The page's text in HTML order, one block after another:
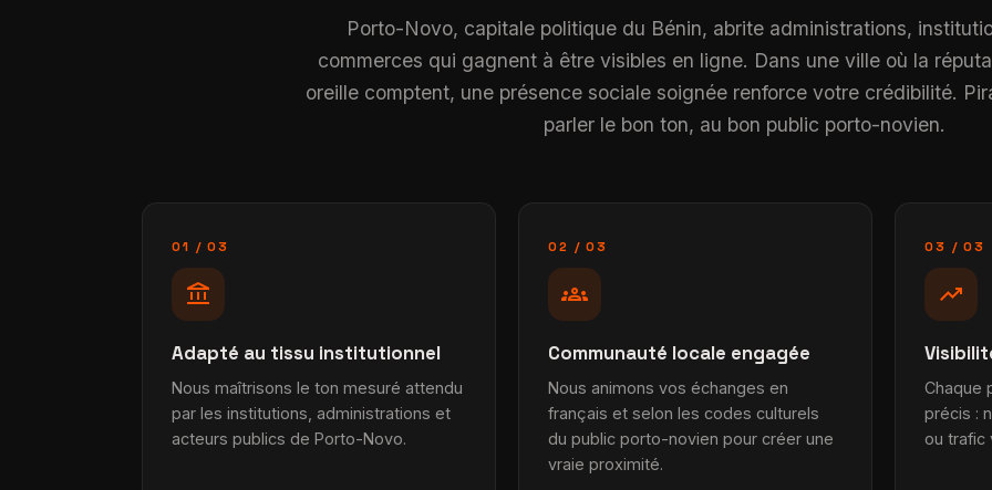
Porto-Novo, capitale politique du Bénin, abrite administrations,
commerces qui gagnent à être visibles en ligne. Dans une ville où la
oreille comptent, une présence sociale soignée renforce votre crédibilité.
parler le bon ton, au bon public porto-novien.
01 / 03
account_balance
Adapté au tissu institutionnel
Nous maîtrisons le ton mesuré attendu
par les institutions, administrations et
acteurs publics de Porto-Novo.
02 / 03
groups
Communauté locale engagée
Nous animons vos échanges en
français et selon les codes culturels
du public porto-novien pour créer une
vraie proximité.
03 / 03
trending_up
Chaque
précis :
ou trafic